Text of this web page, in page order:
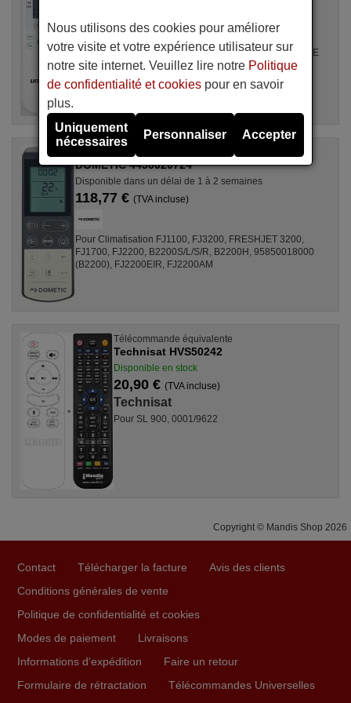
Pour Climatisation all, GZ1002BE3, SPLIT2700DECONNE
(D4324009), R410A, DSB121LH, MSCA12YV, ALD3000,
FAC12407CH, DBO335AG, MS30, LSD2461HL, ...
Télécommande d'origine
DOMETIC 4450020724
Disponible dans un délai de 1 à 2 semaines
118,77 € (TVA incluse)
Pour Climatisation FJ1100, FJ3200, FRESHJET 3200,
FJ1700, FJ2200, B2200S/L/S/R, B2200H, 95850018000
(B2200), FJ2200EIR, FJ2200AM
Télécommande équivalente
Technisat HVS50242
Disponible en stock
20,90 € (TVA incluse)
Technisat
Pour SL 900, 0001/9622
Copyright © Mandis Shop 2026
Contact Télécharger la facture
Avis des clients
Conditions générales de vente
Politique de confidentialité et cookies
Modes de paiement
Livraisons
Informations d'expédition
Faire un retour
Formulaire de rétractation
Télécommandes Universelles
Nous utilisons des cookies pour améliorer
votre visite et votre expérience utilisateur sur
notre site internet. Veuillez lire notre Politique
de confidentialité et cookies pour en savoir
plus.
Uniquement
nécessaires
Personnaliser Accepter